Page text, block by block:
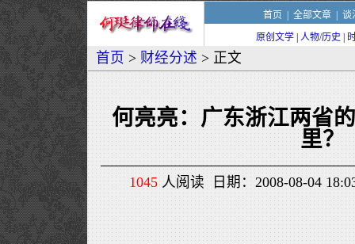
首页 全部文章| 谈
原创文学 人物/历史
首页 > 财经分述 > 正文
何亮亮：广东浙江两省
里？
1045人阅读 日期：2008-08-04